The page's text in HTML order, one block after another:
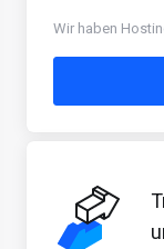
Wir haben